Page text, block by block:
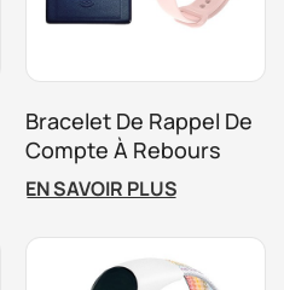
Bracelet De Rappel De
Compte À Rebours
RFID En Silicone HF
Personnalisé Pour Les
Aires De Jeux À Frais
Chronométrés
EN SAVOIR PLUS